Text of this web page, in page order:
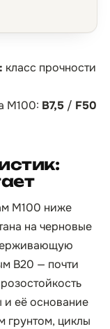
класс прочности
М100: B7,5 / F50
М100 ниже
на черновые
B20 — почти
и её основание
грунтом, циклы